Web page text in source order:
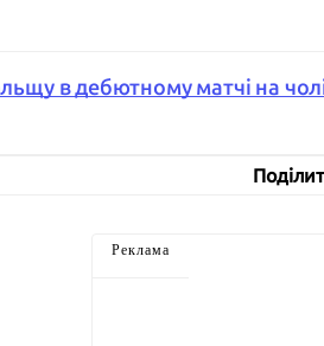
в дебютному матчі на
Реклама